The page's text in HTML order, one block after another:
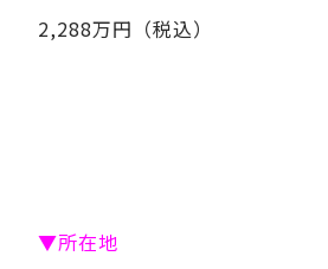
2,288万円（税込）
▼所在地